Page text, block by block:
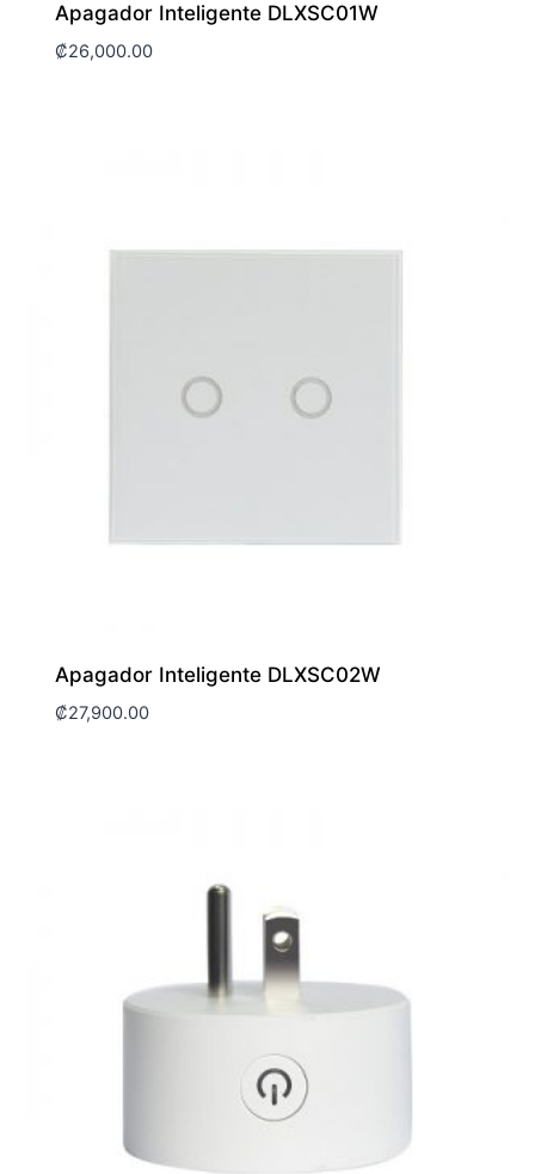
Apagador Inteligente DLXSC01W
₡26,000.00
Apagador Inteligente DLXSC02W
₡27,900.00